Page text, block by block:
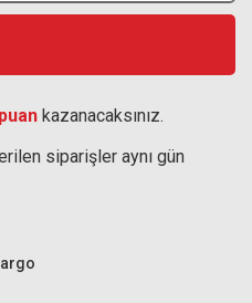
kazanacaksınız.
siparişler aynı gün